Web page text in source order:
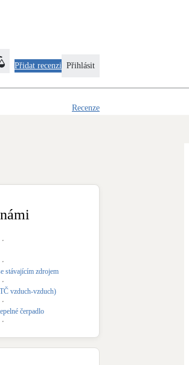
Přidat recenzi Přihlásit
Recenze
stávajícím zdrojem
vzduch-vzduch)
čerpadlo